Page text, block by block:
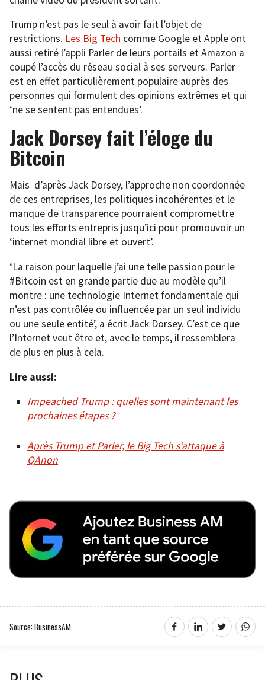
Trump n’est pas le seul à avoir fait l’objet de
restrictions. Les Big Tech comme Google et Apple ont
aussi retiré l’appli Parler de leurs portails et Amazon a
coupé l’accès du réseau social à ses serveurs. Parler
est en effet particulièrement populaire auprès des
personnes qui formulent des opinions extrêmes et qui
‘ne se sentent pas entendues’.
Jack Dorsey fait l’éloge du
Bitcoin
Mais d’après Jack Dorsey, l’approche non coordonnée
de ces entreprises, les politiques incohérentes et le
manque de transparence pourraient compromettre
tous les efforts entrepris jusqu’ici pour promouvoir un
‘internet mondial libre et ouvert’.
‘La raison pour laquelle j’ai une telle passion pour le
#Bitcoin est en grande partie due au modèle qu’il
montre : une technologie Internet fondamentale qui
n’est pas contrôlée ou influencée par un seul individu
ou une seule entité’, a écrit Jack Dorsey. C’est ce que
l’Internet veut être et, avec le temps, il ressemblera
de plus en plus à cela.
Lire aussi:
Impeached Trump : quelles sont maintenant les
prochaines étapes ?
Après Trump et Parler, le Big Tech s’attaque à
QAnon
Source: BusinessAM